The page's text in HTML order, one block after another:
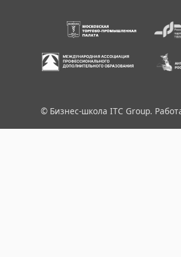
© Бизнес-школа ITC Group.